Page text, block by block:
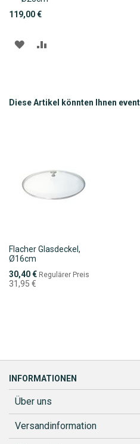
119,00 €
Warenkorb
ZUR
Diese Artikel könnten Ihnen
Flacher Glasdeckel,
Ø16cm
Sonderpreis
30,40 € Regulärer Preis
31,95 €
INFORMATIONEN
Über uns
Versandinformation